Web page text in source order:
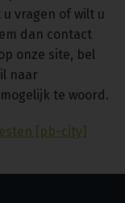
vragen of wilt u
dan contact
onze site, bel
naar
te woord.